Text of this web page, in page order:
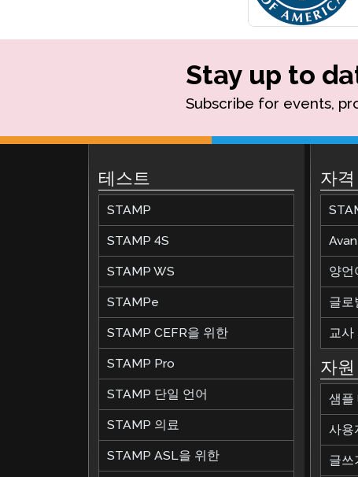
Stay up to
Subscribe for events,
테스트
STAMP
STAMP 4S
STAMP WS
STAMPe
STAMP CEFR을 위한
STAMP Pro
STAMP 단일 언어
STAMP 의료
STAMP ASL을 위한
자
양언
글로
교사
자원
샘플
사용
글쓰